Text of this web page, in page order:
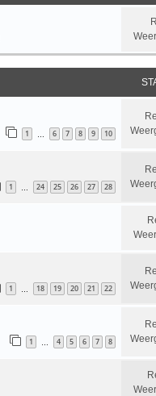
1 6 7 8 9 10
1 24 25 26 27 28
1 18 19 20 21 22
1 4 5 6 7 8